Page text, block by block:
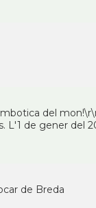
del
L'1 de gener
de Breda